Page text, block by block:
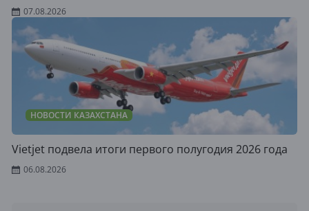
07.08.2026
НОВОСТИ КАЗАХСТАНА
Vietjet подвела итоги первого полугодия 2026 года
06.08.2026